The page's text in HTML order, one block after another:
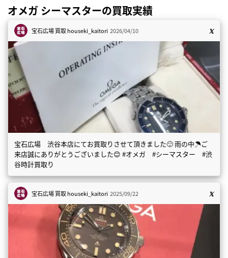
オメガ シーマスターの買取実績
宝石広場 買取houseki_kaitori 2026/04/10
宝石広場 渋谷本店にてお買取りさせて頂きました🙂 雨の中☂️ご
来店誠にありがとうございました😊 #オメガ #シーマスター #渋
谷時計買取り
宝石広場 買取houseki_kaitori 2025/09/22